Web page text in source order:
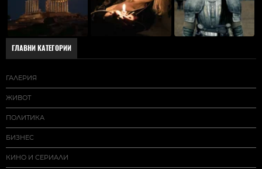
ГЛАВНИ КАТЕГОРИИ
ГАЛЕРИЯ
ЖИВОТ
ПОЛИТИКА
БИЗНЕС
КИНО И СЕРИАЛИ